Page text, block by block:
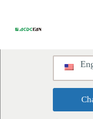
speaking
Do you